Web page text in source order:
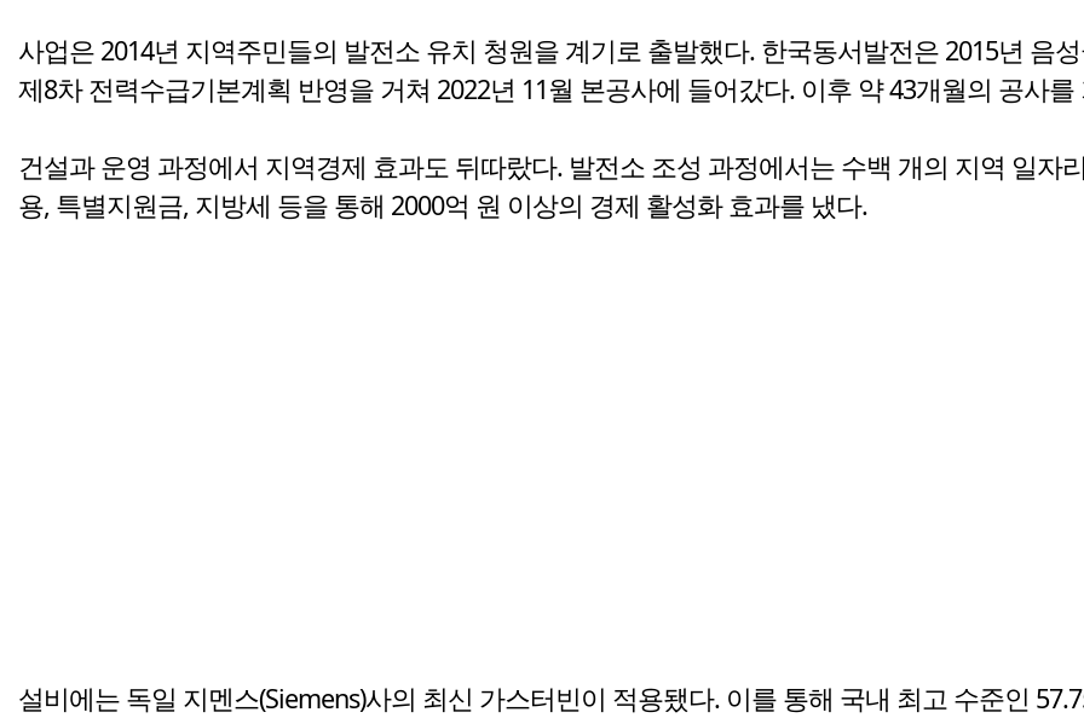
사업은 2014년 지역주민들의 발전소 유치 청원을 계기로 출발했다. 한국동서발전은 2015년 음
제8차 전력수급기본계획 반영을 거쳐 2022년 11월 본공사에 들어갔다. 이후 약 43개월의 공사
건설과 운영 과정에서 지역경제 효과도 뒤따랐다. 발전소 조성 과정에서는 수백 개의 지역 일자
용, 특별지원금, 지방세 등을 통해 2000억 원 이상의 경제 활성화 효과를 냈다.
설비에는 독일 지멘스(Siemens)사의 최신 가스터빈이 적용됐다. 이를 통해 국내 최고 수준인